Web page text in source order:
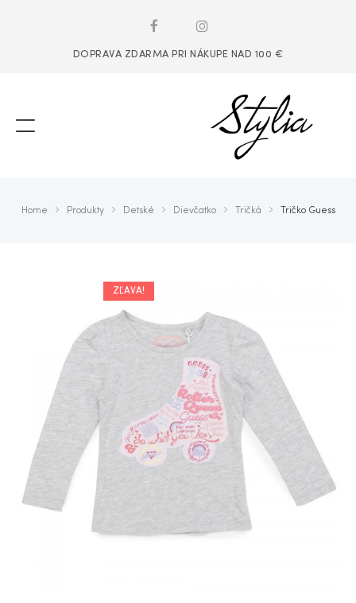
DOPRAVA ZDARMA PRI NÁKUPE NAD 100 €
Home Produkty Detské Dievčatko Tričká Tričko Guess
ZĽAVA!